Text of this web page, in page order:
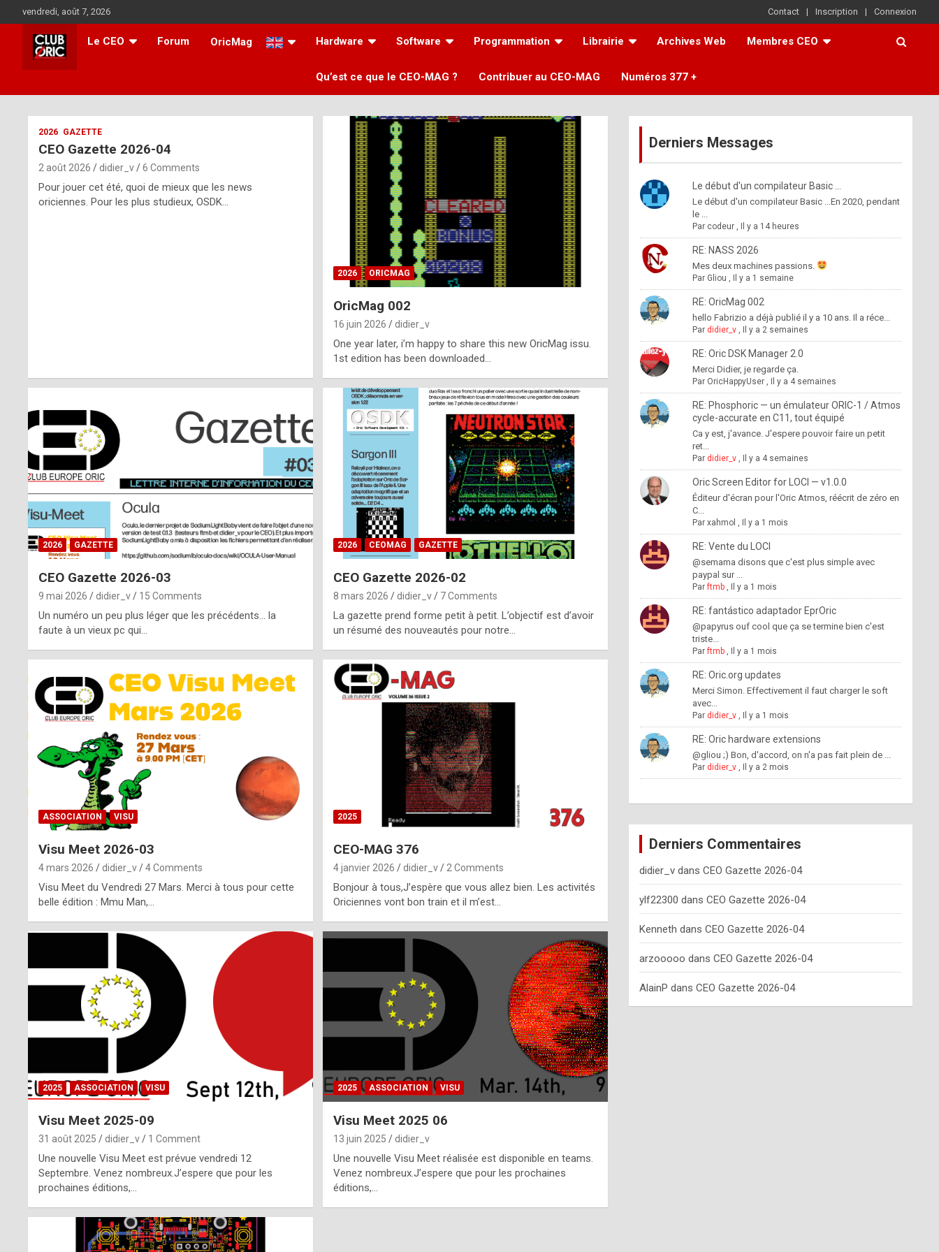
to
content
vendredi, août 7, 2026 Contact Inscription Connexion
Le CEO Forum OricMag Hardware Software Programmation Librairie Archives Web Membres CEO
Qu’est ce que le CEO-MAG ? Contribuer au CEO-MAG Numéros 377 +
ff
m
2026 GAZETTE
CEO Gazette 2026-04
2 août 2026 didier_v 6 Comments
Pour jouer cet été, quoi de mieux que les news
oriciennes. Pour les plus studieux, OSDK…
2026 ORICMAG
OricMag 002
16 juin 2026 didier_v
One year later, i’m happy to share this new OricMag issu.
1st edition has been downloaded…
2026 GAZETTE
CEO Gazette 2026-03
9 mai 2026 didier_v 15 Comments
Un numéro un peu plus léger que les précédents… la
faute à un vieux pc qui…
2026 CEOMAG GAZETTE
CEO Gazette 2026-02
8 mars 2026 didier_v 7 Comments
La gazette prend forme petit à petit. L’objectif est d’avoir
un résumé des nouveautés pour notre…
ASSOCIATION VISU
Visu Meet 2026-03
4 mars 2026 didier_v 4 Comments
Visu Meet du Vendredi 27 Mars. Merci à tous pour cette
belle édition : Mmu Man,…
2025
CEO-MAG 376
4 janvier 2026 didier_v 2 Comments
Bonjour à tous,J’espère que vous allez bien. Les activités
Oriciennes vont bon train et il m’est…
2025 ASSOCIATION VISU
Visu Meet 2025-09
31 août 2025 didier_v 1 Comment
Une nouvelle Visu Meet est prévue vendredi 12
Septembre. Venez nombreux.J’espere que pour les
prochaines éditions,…
2025 ASSOCIATION VISU
Visu Meet 2025 06
13 juin 2025 didier_v
Une nouvelle Visu Meet réalisée est disponible en teams.
Venez nombreux.J’espere que pour les prochaines
éditions,…
Derniers Messages
Le début d'un compilateur Basic ...
Le début d'un compilateur Basic ...En 2020, pendant
le ...
Par codeur, Il y a 14 heures
RE: NASS 2026
Mes deux machines passions.
Par Gliou , Il y a 1 semaine
RE: OricMag 002
hello Fabrizio a déjà publié il y a 10 ans. Il a réce...
Par didier_v, Il y a 2 semaines
RE: Oric DSK Manager 2.0
Merci Didier, je regarde ça.
Par OricHappyUser, Il y a 4 semaines
RE: Phosphoric — un émulateur ORIC-1 / Atmos
cycle-accurate en C11, tout équipé
Ca y est, j'avance. J'espere pouvoir faire un petit
ret...
Par didier_v, Il y a 4 semaines
Oric Screen Editor for LOCI — v1.0.0
Éditeur d'écran pour l'Oric Atmos, réécrit de zéro en
C...
Par xahmol , Il y a 1 mois
RE: Vente du LOCI
@semama disons que c'est plus simple avec
paypal sur ...
Parftmb, Il y a 1 mois
RE: fantástico adaptador EprOric
@papyrus ouf cool que ça se termine bien c'est
triste...
Parftmb, Il y a 1 mois
RE: Oric.org updates
Merci Simon. Effectivement il faut charger le soft
avec...
Par didier_v, Il y a 1 mois
RE: Oric hardware extensions
@gliou ;) Bon, d'accord, on n'a pas fait plein de ...
Par didier_v, Il y a 2 mois
Derniers Commentaires
didier_vdans CEO Gazette 2026-04
ylf22300 dans CEO Gazette 2026-04
Kenneth dans CEO Gazette 2026-04
arzooooo dans CEO Gazette 2026-04
AlainP dans CEO Gazette 2026-04